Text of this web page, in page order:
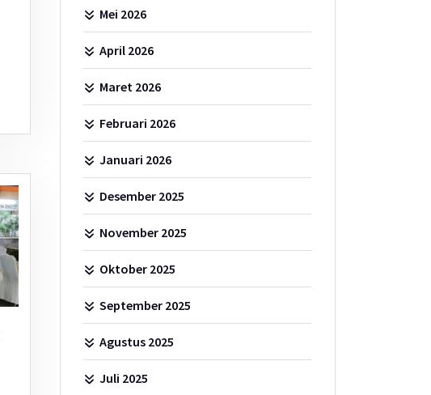
Mei 2026
April 2026
Maret 2026
Februari 2026
Januari 2026
Desember 2025
November 2025
Oktober 2025
September 2025
Agustus 2025
Juli 2025